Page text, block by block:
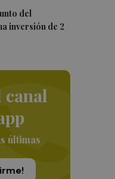
del
inversión de 2
canal
últimas